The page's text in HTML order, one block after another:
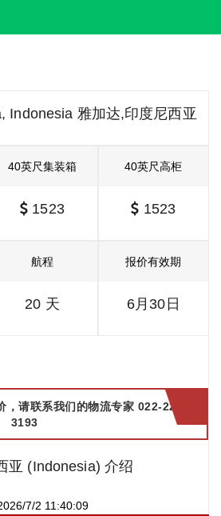
Indonesia 雅加达,印度尼西亚
40英尺集装箱
1523
40英尺高柜
1523
航程
20 天
报价有效期
6月30日
，请联系我们的物流专家 022-2299
3193
亚 (Indonesia) 介绍
7/2 11:40:09